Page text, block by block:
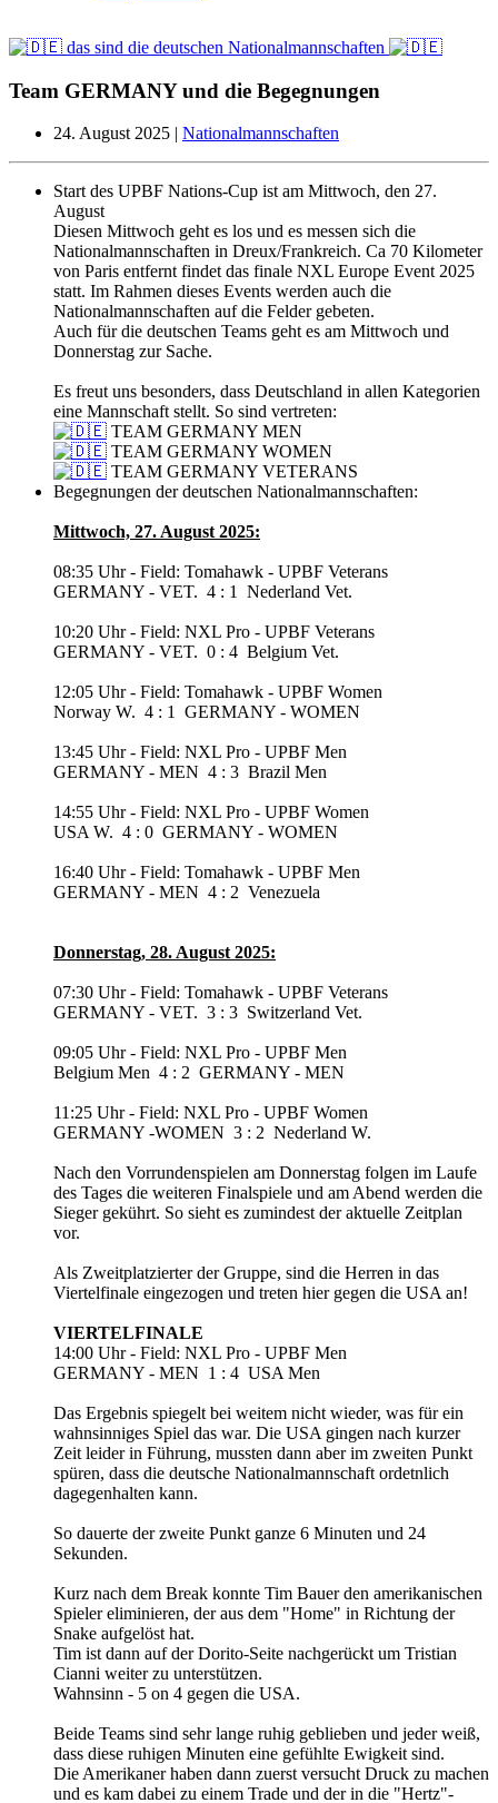
das sind die deutschen Nationalmannschaften
Team GERMANY und die Begegnungen
24. August 2025 | Nationalmannschaften
Start des UPBF Nations-Cup ist am Mittwoch, den 27.
August
Diesen Mittwoch geht es los und es messen sich die
Nationalmannschaften in Dreux/Frankreich. Ca 70 Kilometer
von Paris entfernt findet das finale NXL Europe Event 2025
statt. Im Rahmen dieses Events werden auch die
Nationalmannschaften auf die Felder gebeten.
Auch für die deutschen Teams geht es am Mittwoch und
Donnerstag zur Sache.
Es freut uns besonders, dass Deutschland in allen Kategorien
eine Mannschaft stellt. So sind vertreten:
TEAM GERMANY MEN
TEAM GERMANY WOMEN
TEAM GERMANY VETERANS
Begegnungen der deutschen Nationalmannschaften:
Mittwoch, 27. August 2025:
08:35 Uhr - Field: Tomahawk - UPBF Veterans
GERMANY - VET. 4 : 1 Nederland Vet.
10:20 Uhr - Field: NXL Pro - UPBF Veterans
GERMANY - VET. 0 : 4 Belgium Vet.
12:05 Uhr - Field: Tomahawk - UPBF Women
Norway W. 4 : 1 GERMANY - WOMEN
13:45 Uhr - Field: NXL Pro - UPBF Men
GERMANY - MEN 4 : 3 Brazil Men
14:55 Uhr - Field: NXL Pro - UPBF Women
USA W. 4 : 0 GERMANY - WOMEN
16:40 Uhr - Field: Tomahawk - UPBF Men
GERMANY - MEN 4 : 2 Venezuela
Donnerstag, 28. August 2025:
07:30 Uhr - Field: Tomahawk - UPBF Veterans
GERMANY - VET. 3 : 3 Switzerland Vet.
09:05 Uhr - Field: NXL Pro - UPBF Men
Belgium Men 4 : 2 GERMANY - MEN
11:25 Uhr - Field: NXL Pro - UPBF Women
GERMANY -WOMEN 3 : 2 Nederland W.
Nach den Vorrundenspielen am Donnerstag folgen im Laufe
des Tages die weiteren Finalspiele und am Abend werden die
Sieger gekührt. So sieht es zumindest der aktuelle Zeitplan
vor.
Als Zweitplatzierter der Gruppe, sind die Herren in das
Viertelfinale eingezogen und treten hier gegen die USA an!
VIERTELFINALE
14:00 Uhr - Field: NXL Pro - UPBF Men
GERMANY - MEN 1 : 4 USA Men
Das Ergebnis spiegelt bei weitem nicht wieder, was für ein
wahnsinniges Spiel das war. Die USA gingen nach kurzer
Zeit leider in Führung, mussten dann aber im zweiten Punkt
spüren, dass die deutsche Nationalmannschaft ordetnlich
dagegenhalten kann.
So dauerte der zweite Punkt ganze 6 Minuten und 24
Sekunden.
Kurz nach dem Break konnte Tim Bauer den amerikanischen
Spieler eliminieren, der aus dem "Home" in Richtung der
Snake aufgelöst hat.
Tim ist dann auf der Dorito-Seite nachgerückt um Tristian
Cianni weiter zu unterstützen.
Wahnsinn - 5 on 4 gegen die USA.
Beide Teams sind sehr lange ruhig geblieben und jeder weiß,
dass diese ruhigen Minuten eine gefühlte Ewigkeit sind.
Die Amerikaner haben dann zuerst versucht Druck zu machen
und es kam dabei zu einem Trade und der in die "Hertz"-